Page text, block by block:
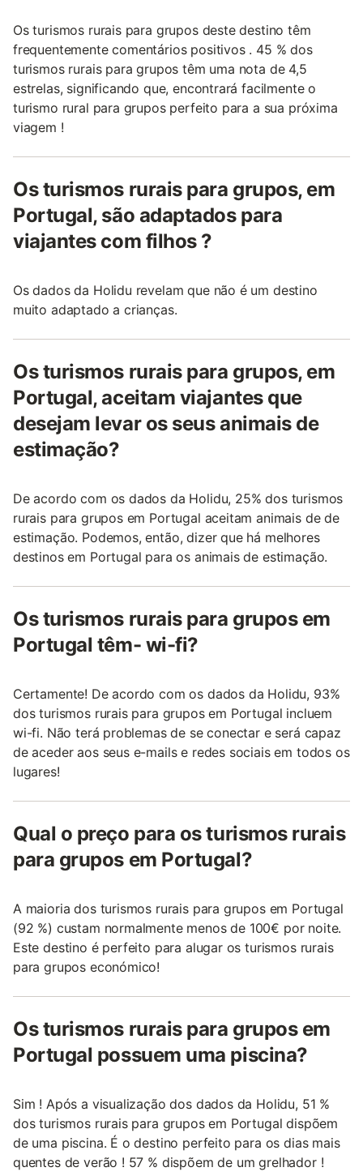
Os turismos rurais para grupos deste destino têm
frequentemente comentários positivos . 45 % dos
turismos rurais para grupos têm uma nota de 4,5
estrelas, significando que, encontrará facilmente o
turismo rural para grupos perfeito para a sua próxima
viagem !
Os turismos rurais para grupos, em
Portugal, são adaptados para
viajantes com filhos ?
Os dados da Holidu revelam que não é um destino
muito adaptado a crianças.
Os turismos rurais para grupos, em
Portugal, aceitam viajantes que
desejam levar os seus animais de
estimação?
De acordo com os dados da Holidu, 25% dos turismos
rurais para grupos em Portugal aceitam animais de de
estimação. Podemos, então, dizer que há melhores
destinos em Portugal para os animais de estimação.
Os turismos rurais para grupos em
Portugal têm- wi-fi?
Certamente! De acordo com os dados da Holidu, 93%
dos turismos rurais para grupos em Portugal incluem
wi-fi. Não terá problemas de se conectar e será capaz
de aceder aos seus e-mails e redes sociais em todos os
lugares!
Qual o preço para os turismos rurais
para grupos em Portugal?
A maioria dos turismos rurais para grupos em Portugal
(92 %) custam normalmente menos de 100€ por noite.
Este destino é perfeito para alugar os turismos rurais
para grupos económico!
Os turismos rurais para grupos em
Portugal possuem uma piscina?
Sim ! Após a visualização dos dados da Holidu, 51 %
dos turismos rurais para grupos em Portugal dispõem
de uma piscina. É o destino perfeito para os dias mais
quentes de verão ! 57 % dispõem de um grelhador !